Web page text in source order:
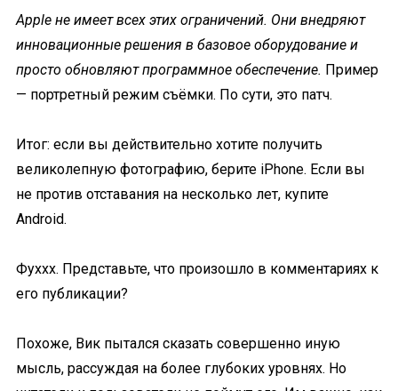
Apple не имеет всех этих ограничений. Они внедряют
инновационные решения в базовое оборудование и
просто обновляют программное обеспечение. Пример
— портретный режим съёмки. По сути, это патч.
Итог: если вы действительно хотите получить
великолепную фотографию, берите iPhone. Если вы
не против отставания на несколько лет, купите
Android.
Фуххх. Представьте, что произошло в комментариях к
его публикации?
Похоже, Вик пытался сказать совершенно иную
мысль, рассуждая на более глубоких уровнях. Но